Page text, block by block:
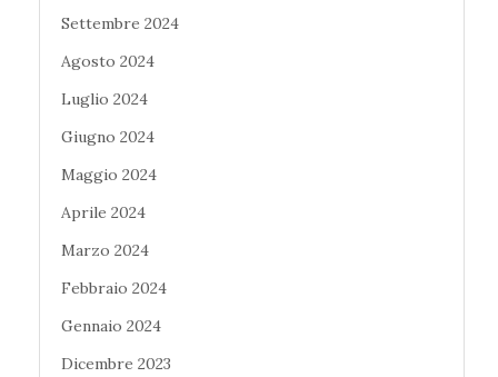
Settembre 2024
Agosto 2024
Luglio 2024
Giugno 2024
Maggio 2024
Aprile 2024
Marzo 2024
Febbraio 2024
Gennaio 2024
Dicembre 2023